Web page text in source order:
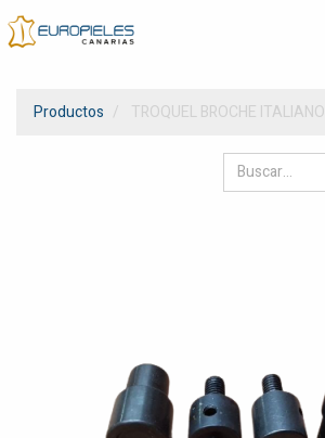
Productos TROQUEL BROCHE ITALIANO